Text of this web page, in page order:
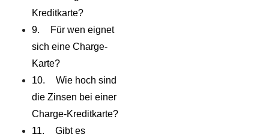
Kreditkarte?
Für wen eignet
sich eine Charge-
Karte?
Wie hoch sind
die Zinsen bei einer
Charge-Kreditkarte?
Gibt es